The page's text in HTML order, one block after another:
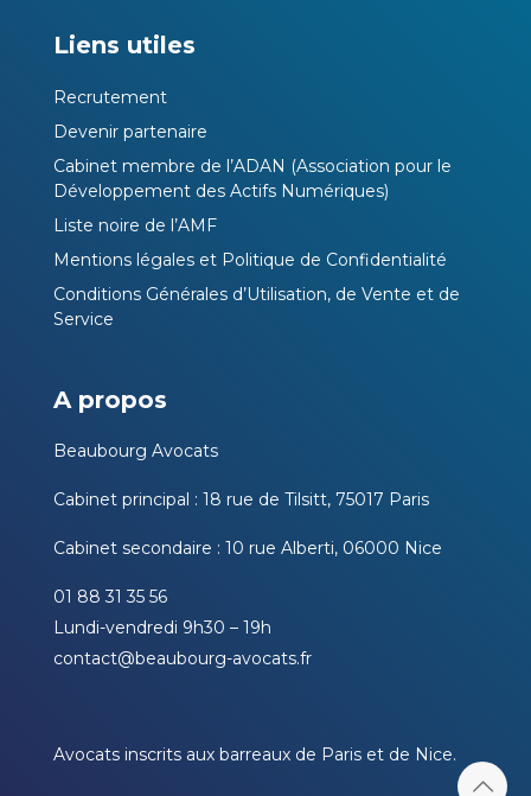
Liens utiles
Recrutement
Devenir partenaire
Cabinet membre de l’ADAN (Association pour le
Développement des Actifs Numériques)
Liste noire de l’AMF
Mentions légales et Politique de Confidentialité
Conditions Générales d’Utilisation, de Vente et de
Service
A propos
Beaubourg Avocats
Cabinet principal : 18 rue de Tilsitt, 75017 Paris
Cabinet secondaire : 10 rue Alberti, 06000 Nice
01 88 31 35 56
Lundi-vendredi 9h30 – 19h
contact@beaubourg-avocats.fr
Avocats inscrits aux barreaux de Paris et de Nice.